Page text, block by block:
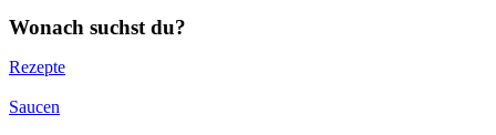
Wonach suchst du?
Rezepte
Saucen